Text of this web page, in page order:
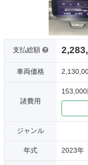
支払総額
車両価格
諸費用
153,000
ジャンル
年式 2023年